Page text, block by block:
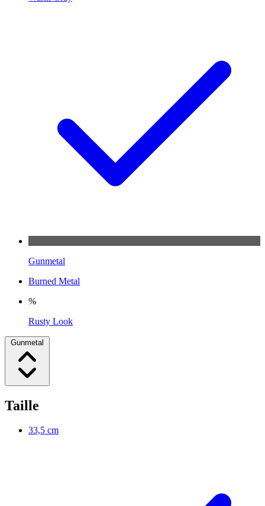
Gunmetal
Burned Metal
%
Rusty Look
Gunmetal
Taille
33,5 cm